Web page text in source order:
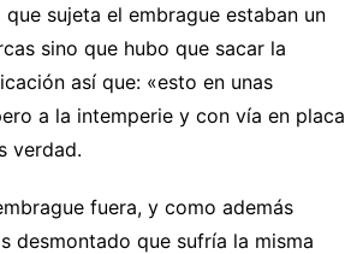
sujeta el embrague estaban un
sino que hubo que sacar la
así que: «esto en unas
a la intemperie y con vía en placa
verdad.
fuera, y como además
desmontado que sufría la misma